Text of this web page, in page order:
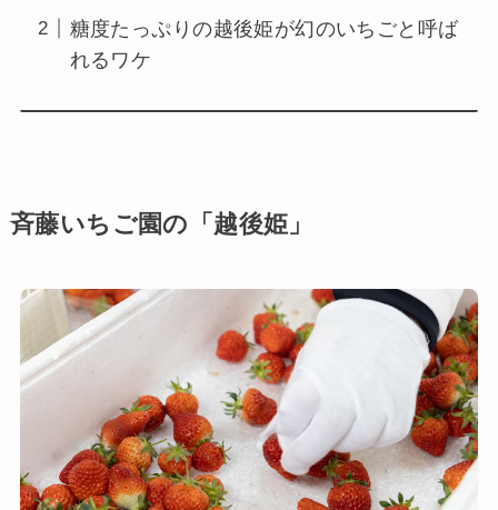
糖度たっぷりの越後姫が幻のいちごと呼ば
れるワケ
斉藤いちご園の「越後姫」